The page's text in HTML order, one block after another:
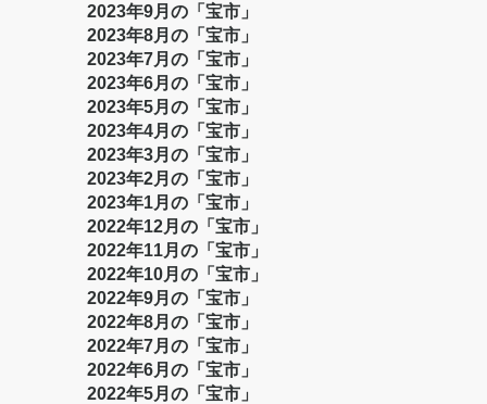
2023年9月の「宝市」
2023年8月の「宝市」
2023年7月の「宝市」
2023年6月の「宝市」
2023年5月の「宝市」
2023年4月の「宝市」
2023年3月の「宝市」
2023年2月の「宝市」
2023年1月の「宝市」
2022年12月の「宝市」
2022年11月の「宝市」
2022年10月の「宝市」
2022年9月の「宝市」
2022年8月の「宝市」
2022年7月の「宝市」
2022年6月の「宝市」
2022年5月の「宝市」